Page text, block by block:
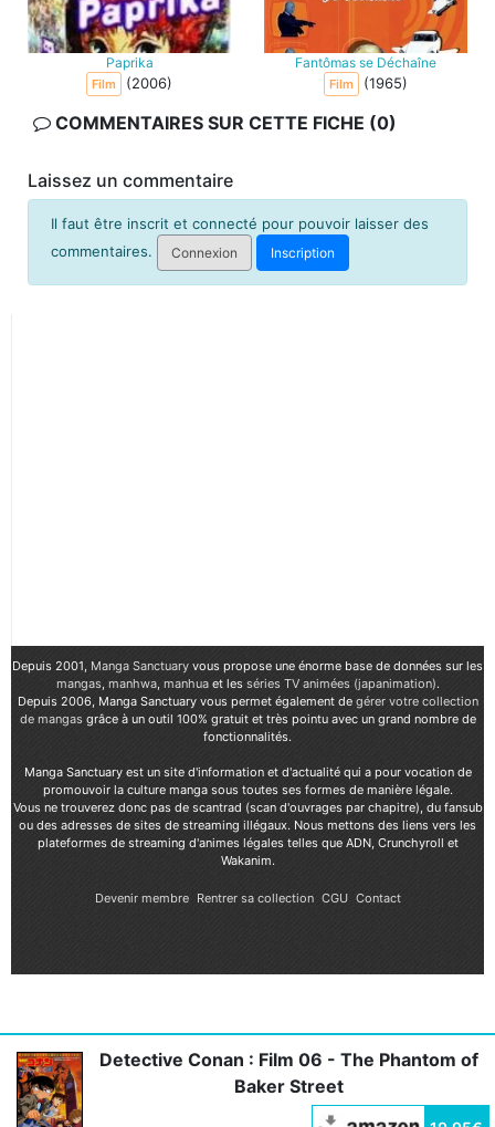
Detective Conan : Film 06 - The Phantom of
Baker Street
Paprika
Film (2006)
Fantômas se Déchaîne
Film (1965)
COMMENTAIRES SUR CETTE FICHE (0)
Laissez un commentaire
Il faut être inscrit et connecté pour pouvoir laisser des
commentaires.
Connexion Inscription
Depuis 2001, Manga Sanctuary vous propose une énorme base de données sur les
mangas, manhwa, manhuaet les séries TV animées (japanimation).
Depuis 2006, Manga Sanctuary vous permet également de gérer votre collection
de mangasgrâce à un outil 100% gratuit et très pointu avec un grand nombre de
fonctionnalités.
Manga Sanctuary est un site d'information et d'actualité qui a pour vocation de
promouvoir la culture manga sous toutes ses formes de manière légale.
Vous ne trouverez donc pas de scantrad (scan d'ouvrages par chapitre), du fansub
ou des adresses de sites de streaming illégaux. Nous mettons des liens vers les
plateformes de streaming d'animes légales telles que ADN, Crunchyroll et
Wakanim.
Devenir membre Rentrer sa collection CGU Contact